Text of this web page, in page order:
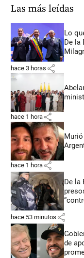
Las más leídas
Lo
De la
hace 3 horas share
hace 1 hora share
hace 1 hora share
De la
hace 53 minutos share
de